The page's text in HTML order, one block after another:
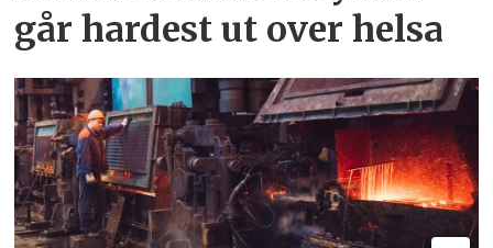
går hardest ut over helsa